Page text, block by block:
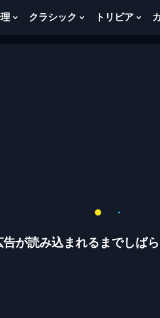
Showクラシック
Showトリビア
告が読み込まれるまでしば